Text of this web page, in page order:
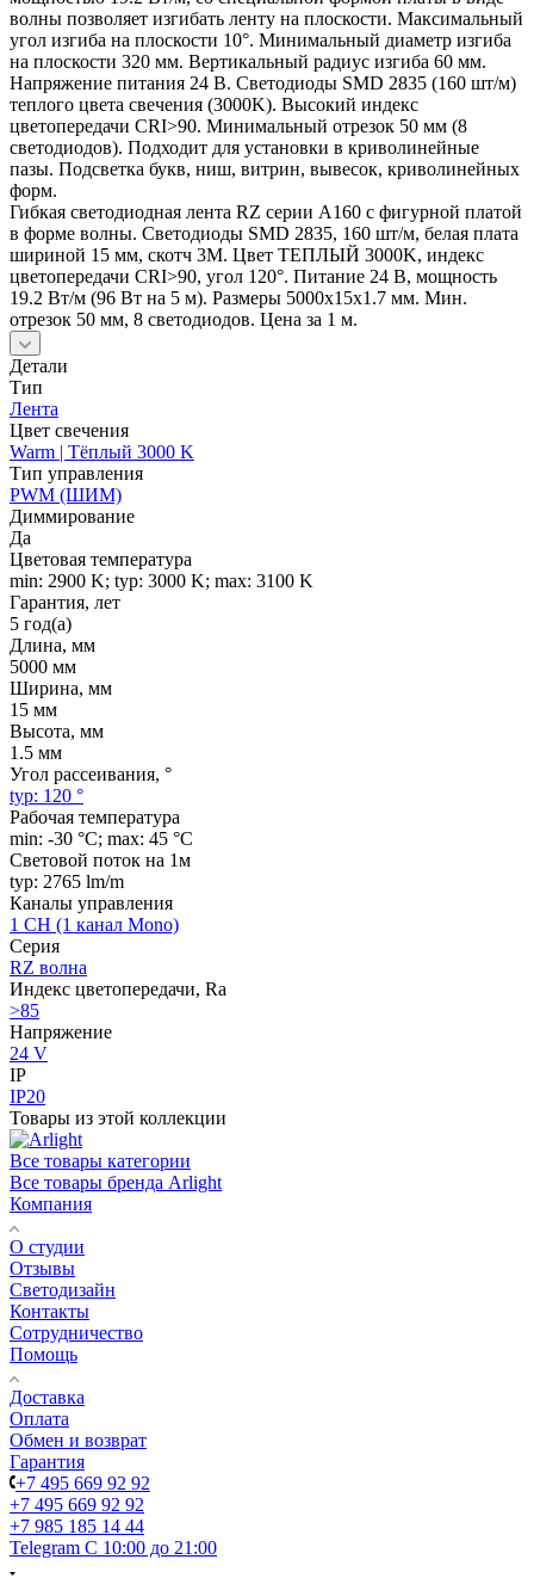
волны позволяет изгибать ленту на плоскости. Максимальный
угол изгиба на плоскости 10°. Минимальный диаметр изгиба
на плоскости 320 мм. Вертикальный радиус изгиба 60 мм.
Напряжение питания 24 В. Светодиоды SMD 2835 (160 шт/м)
теплого цвета свечения (3000K). Высокий индекс
цветопередачи CRI>90. Минимальный отрезок 50 мм (8
светодиодов). Подходит для установки в криволинейные
пазы. Подсветка букв, ниш, витрин, вывесок, криволинейных
форм.
Гибкая светодиодная лента RZ серии A160 с фигурной платой
в форме волны. Светодиоды SMD 2835, 160 шт/м, белая плата
шириной 15 мм, скотч 3М. Цвет ТЕПЛЫЙ 3000K, индекс
цветопередачи CRI>90, угол 120°. Питание 24 В, мощность
19.2 Вт/м (96 Вт на 5 м). Размеры 5000х15х1.7 мм. Мин.
отрезок 50 мм, 8 светодиодов. Цена за 1 м.
Детали
Тип
Лента
Цвет свечения
Warm | Тёплый 3000 K
Тип управления
PWM (ШИМ)
Диммирование
Да
Цветовая температура
min: 2900 K; typ: 3000 K; max: 3100 K
Гарантия, лет
5 год(а)
Длина, мм
5000 мм
Ширина, мм
15 мм
Высота, мм
1.5 мм
Угол рассеивания, °
typ: 120 °
Рабочая температура
min: -30 °C; max: 45 °C
Световой поток на 1м
typ: 2765 lm/m
Каналы управления
1 CH (1 канал Mono)
Серия
RZ волна
Индекс цветопередачи, Ra
>85
Напряжение
24 V
IP
IP20
Товары из этой коллекции
Все товары категории
Все товары бренда Arlight
Компания
О студии
Отзывы
Светодизайн
Контакты
Сотрудничество
Помощь
Доставка
Оплата
Обмен и возврат
Гарантия
+7 495 669 92 92
+7 495 669 92 92
+7 985 185 14 44
Telegram С 10:00 до 21:00